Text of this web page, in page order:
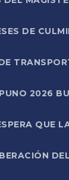
DE
2026
QUE